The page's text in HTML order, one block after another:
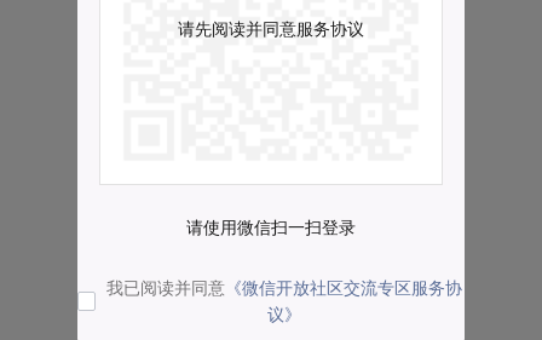
请先阅读并同意服务协议
请使用微信扫一扫登录
我已阅读并同意 《微信开放社区交流专区服务协
议》